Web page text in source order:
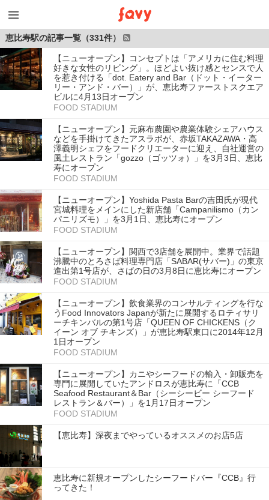
恵比寿駅の記事一覧（331件）
【ニューオープン】コンセプトは「アメリカに住む料理
好きな女性のリビング」。ほどよい抜け感とセンスで人
を惹き付ける「dot. Eatery and Bar（ドット・イーター
リー・アンド・バー）」が、恵比寿ファーストスクエア
ビルに4月13日オープン
FOOD STADIUM
【ニューオープン】元麻布農園や農業体験シェアハウス
などを手掛けてきたアスラボが、赤坂TAKAZAWA・高
澤義明シェフをフードクリエーターに迎え、自社運営の
風土レストラン「gozzo（ゴッツォ）」を3月3日、恵比
寿にオープン
FOOD STADIUM
【ニューオープン】Yoshida Pasta Barの吉田氏が現代
宮城料理をメインにした新店舗「Campanilismo（カン
パニリズモ）」を3月1日、恵比寿にオープン
FOOD STADIUM
【ニューオープン】関西で3店舗を展開中。業界で話題
沸騰中のとろさば料理専門店「SABAR(サバー)」の東京
進出第1号店が、さばの日の3月8日に恵比寿にオープン
FOOD STADIUM
【ニューオープン】飲食業界のコンサルティングを行な
うFood Innovators Japanが新たに展開するロティサリ
ーチキンバルの第1号店「QUEEN OF CHICKENS（ク
イーン オブ チキンズ）」が恵比寿駅東口に2014年12月
1日オープン
FOOD STADIUM
【ニューオープン】カニやシーフードの輸入・卸販売を
専門に展開していたアンドロスが恵比寿に「CCB
Seafood Restaurant＆Bar（シーシービー シーフード
レストラン＆バー）」を1月17日オープン
FOOD STADIUM
【恵比寿】深夜までやっているオススメのお店5店
恵比寿に新規オープンしたシーフードバー『CCB』行
ってきた！